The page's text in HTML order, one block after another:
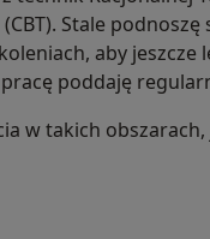
Stale
aby
poddaję
w takich obszarach,